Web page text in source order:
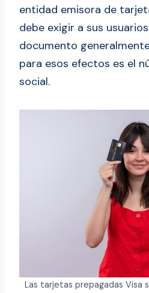
entidad emisora de
debe exigir a sus
documento
para esos efectos es el
social.
Las tarjetas prepagadas Visa